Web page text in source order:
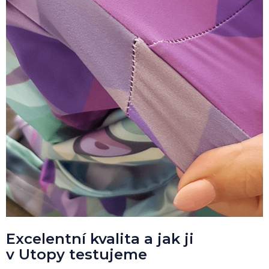
Excelentní kvalita a jak ji
v Utopy testujeme